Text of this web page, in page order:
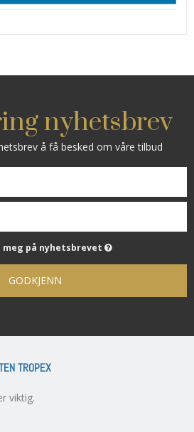
nyhetsbrev
å få besked om våre tilbud
meg på nyhetsbrevet
GODKJENN
TROPEX
viktig.